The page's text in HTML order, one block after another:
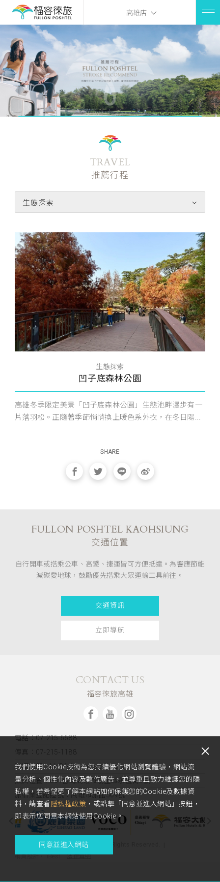
高雄店
TRAVEL
推薦行程
生態探索
生態探索
凹子底森林公園
高雄冬季限定美景「凹子底森林公園」生態池畔漫步有一
片落羽松。正隨著季節悄悄換上暖色系外衣，在冬日陽...
SHARE
FULLON POSHTEL KAOHSIUNG
交通位置
自行開車或搭乘公車、高鐵、捷運皆可方便抵達。為響應節能
減碳愛地球，鼓勵優先搭乘大眾運輸工具前往。
交通資訊
立即導航
CONTACT US
福容徠旅高雄
電話：07-215-6688
傳真：07-215-1188
客服信箱：kh@fullon-poshtels.com.tw
飯店位置：801台灣高雄市前金區永恆街3號
旅宿業登記證號：高雄市旅館569號
Copyright 2023 Fullon Poshtel. All Rights Reserved.
網頁設計‧iBest 法律聲明
我們使用Cookie技術為您持續優化網站瀏覽體驗，網站流
量分析、個性化內容及數位廣告，並尊重且致力維護您的隱
私權，若希望更了解本網站如何保護您的Cookie及數據資
料，請查看 隱私權政策 ，或點擊「同意並進入網站」按鈕，
即表示您同意本網站使用Cookie。
同意並進入網站